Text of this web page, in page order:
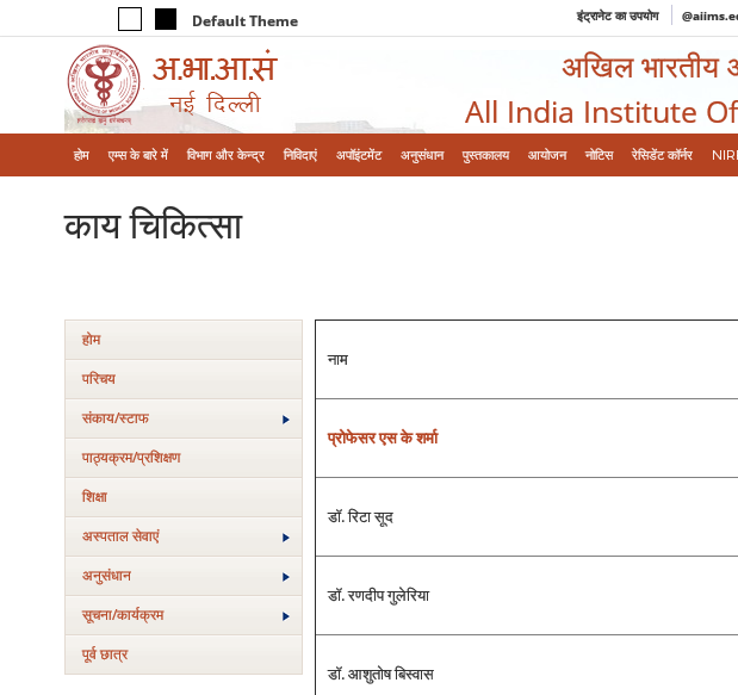
Default Theme इंट्रानेट का उपयोग
अखिल भारतीय
All India Institute
होम एम्‍स के बारे में विभाग और केन्‍द्र निविदाएं अपॉइंटमेंट अनुसंधान पुस्तकालय आयोजन नोटिस रेसिडेंट कॉर्नर
काय चिकित्‍सा
होम
परिचय
संकाय/स्‍टाफ
पाठ्यक्रम/प्रशिक्षण
शिक्षा
अस्‍पताल सेवाएं
अनुसंधान
सूचना/कार्यक्रम
पूर्व छात्र
नाम
प्रोफेसर एस के शर्मा
डॉ. रिटा सूद
डॉ. रणदीप गुलेरिया
डॉ. आशुतोष बिस्‍वास